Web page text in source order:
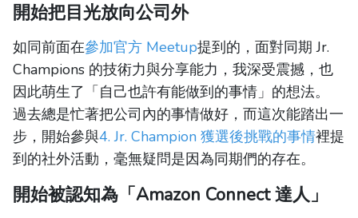
開始把目光放向公司外
如同前面在參加官方 Meetup提到的，面對同期 Jr.
Champions 的技術力與分享能力，我深受震撼，也
因此萌生了「自己也許有能做到的事情」的想法。
過去總是忙著把公司內的事情做好，而這次能踏出一
步，開始參與4. Jr. Champion 獲選後挑戰的事情裡提
到的社外活動，毫無疑問是因為同期們的存在。
開始被認知為「Amazon Connect 達人」